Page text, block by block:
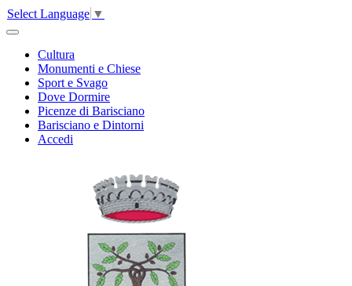
Select Language ▼
Cultura
Monumenti e Chiese
Sport e Svago
Dove Dormire
Picenze di Barisciano
Barisciano e Dintorni
Accedi